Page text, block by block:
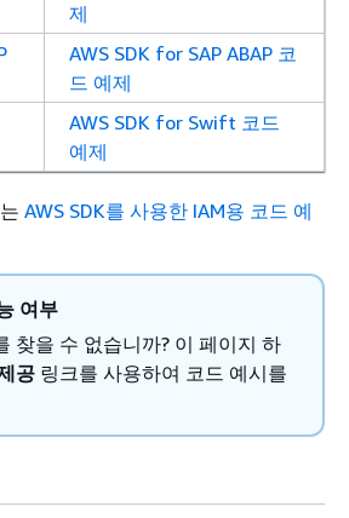
제
AWS SDK for SAP ABAP 코
드 예제
AWS SDK for Swift 코드
예제
AWS SDK를 사용한 IAM용 코드 예
여부
찾을 수 없습니까? 이 페이지 하
공 링크를 사용하여 코드 예시를